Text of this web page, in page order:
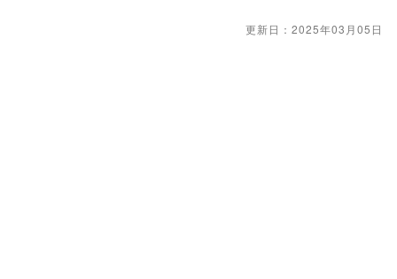
更新日：2025年03月05日